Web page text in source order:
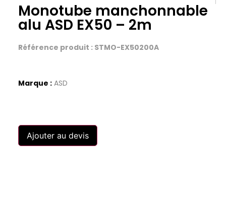
Monotube manchonnable
alu ASD EX50 – 2m
Référence produit : STMO-EX50200A
Marque : ASD
Ajouter au devis